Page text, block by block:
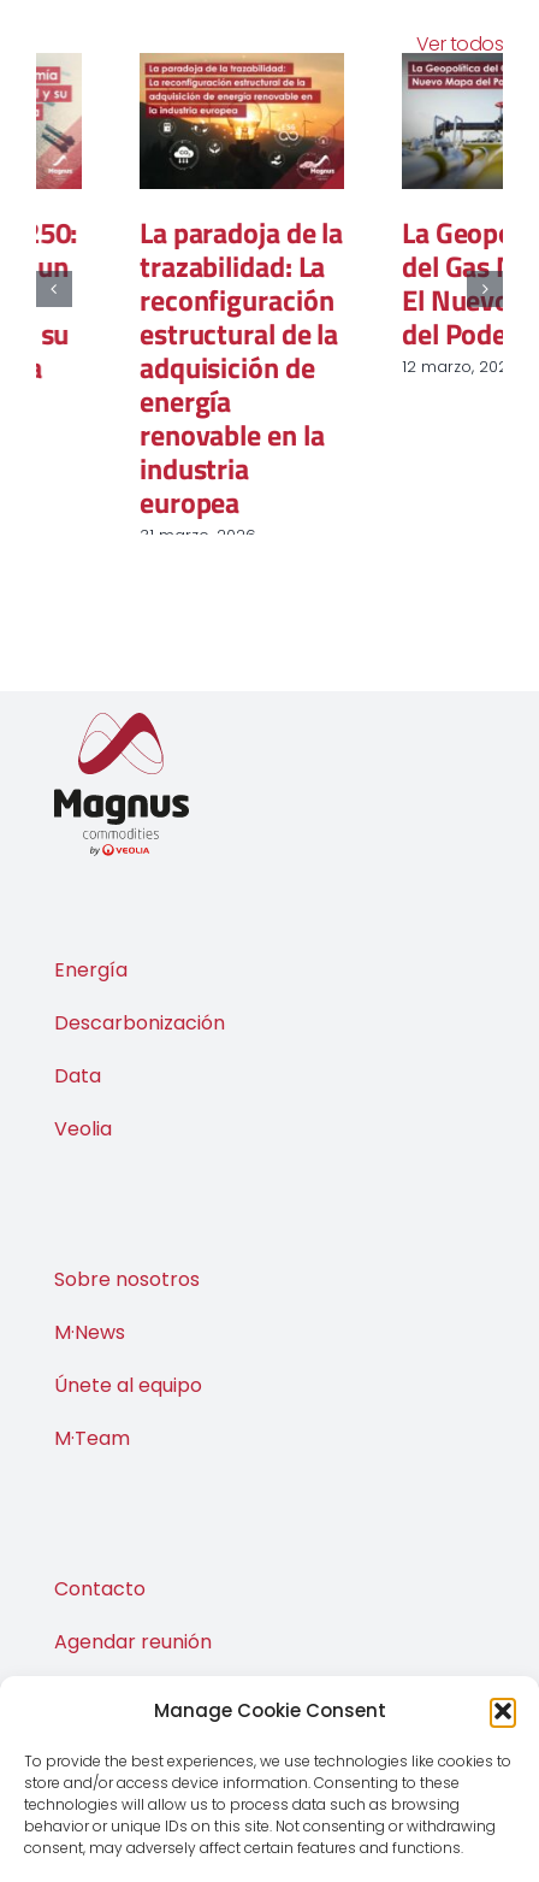
Manage Cookie Consent
To provide the best experiences, we use technologies like cookies to
store and/or access device information. Consenting to these
technologies will allow us to process data such as browsing
behavior or unique IDs on this site. Not consenting or withdrawing
consent, may adversely affect certain features and functions.
Ver todos
La paradoja de la
trazabilidad: La
reconfiguración
estructural de la
adquisición de
renovable en la
industria
31 marzo, 2026
La Geopolítica
del Gas Natural:
El Nuevo Mapa
del Poder Global
12 marzo, 2026
Publicaciones
M·Shop